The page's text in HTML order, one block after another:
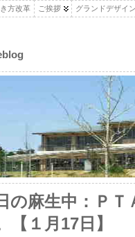
方改革 ご挨拶 グランドデザイ
の麻生中：Ｐ
【１月17日】